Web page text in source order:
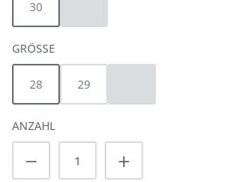
30
GRÖSSE
28 29
ANZAHL
Produkt Anzahl: Gib den